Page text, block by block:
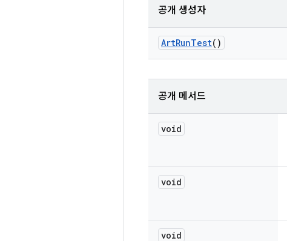
공개 생성자
ArtRunTest()
공개 메서드
void
void
void